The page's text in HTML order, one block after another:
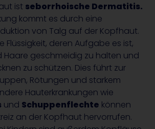
ist seborrhoische Dermatitis.
kommt es durch eine
von Talg auf der Kopfhaut.
Flüssigkeit, deren Aufgabe es ist,
Haare geschmeidig zu halten und
zu schützen. Dies führt zur
Rötungen und starkem
Hauterkrankungen wie
und Schuppenflechte können
an der Kopfhaut hervorrufen.